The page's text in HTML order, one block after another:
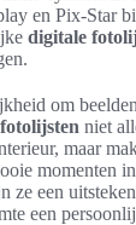
en Pix-Star
digitale
om
niet
maar
momenten
ze een
een